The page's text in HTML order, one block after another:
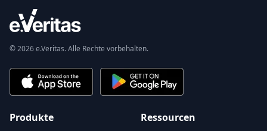
© 2026 e.Veritas. Alle Rechte vorbehalten.
Produkte Ressourcen